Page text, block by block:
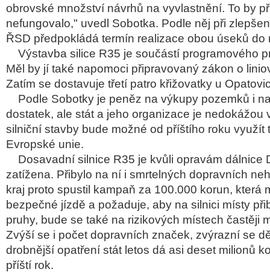
obrovské množství návrhů na vyvlastnění. To by
nefungovalo," uvedl Sobotka. Podle něj při
ŘSD předpokládá termín realizace obou úseků do
Výstavba silice R35 je součástí programového
Měl by jí také napomoci připravovaný zákon o
Zatím se dostavuje třetí patro křižovatky u
Podle Sobotky je peněz na výkupy pozemků i
dostatek, ale stát a jeho organizace je nedokážou
silniční stavby bude možné od příštího roku využít
Evropské unie.
Dosavadní silnice R35 je kvůli opravám dálnice
zatížena. Přibylo na ní i smrtelných dopravních
kraj proto spustil kampaň za 100.000 korun, která
bezpečné jízdě a požaduje, aby na silnici místy
pruhy, bude se také na rizikových místech častěji
Zvýší se i počet dopravních značek, zvýrazní se
drobnější opatření stát letos dá asi deset milionů
příští rok.